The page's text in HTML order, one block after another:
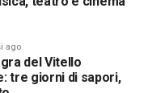
ago
del Vitello
tre giorni di sapori,